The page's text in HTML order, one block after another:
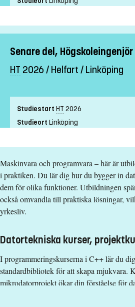
NivåGrundnivå
UndervisningsspråkSvenska
AnmälningskodLIU-50129
Förkunskapskrav
Grundläggande behörighet på grundnivå
samt
Kemi 1
samt
Matematik 3c eller Matematik D
Alternativt
Examen
Högskoleingenjörsexamen - Datateknik
och
Teknologie kandidatexamen med
Senare del,
HT 2026 / Helfart / Linköping
Studiestart HT 2026
Studieort Linköping
NivåGrundnivå
UndervisningsformCampusförlagd
Undervisningsspråk Svenska
AnmälningskodLIU-60129
Grundläggande behörighet på
Fysik 2
samt
Kemi 1
Maskinvara och programvara – här är
i praktiken. Du lär dig hur du bygger in
dem för olika funktioner. Utbildningen
också omvandla till praktiska lösningar,
yrkesliv.
Datortekniska kurser,
I programmeringskurserna i C++ lär du
standardbibliotek för att skapa mjukvara.
mikrodatorprojekt ökar din förståelse för
och distribuerade system,